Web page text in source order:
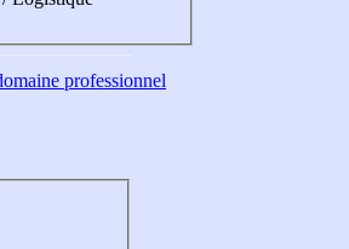
professionnel